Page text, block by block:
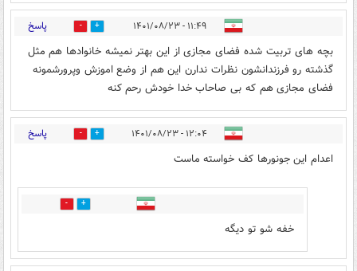
۱۱:۴۹ - ۱۴۰۱/۰۸/۲۳ 8 پاسخ
بچه های تربیت شده فضای مجازی از این بهتر نمیشه خانوادها هم مثل
گذشته رو فرزندانشون نظرات ندارن این هم از وضع اموزش وپرورشمونه
فضای مجازی هم که بی صاحاب خدا خودش رحم کنه
۱۲:۰۴ - ۱۴۰۱/۰۸/۲۳ 6 پاسخ
اعدام این جونورها کف خواسته ماست
6
خفه شو تو دیگه